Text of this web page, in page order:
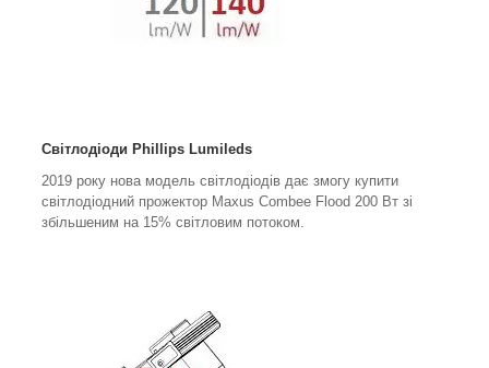
Світлодіоди Phillips Lumileds
2019 року нова модель світлодіодів дає змогу купити
світлодіодний прожектор Maxus Combee Flood 200 Вт зі
збільшеним на 15% світловим потоком.